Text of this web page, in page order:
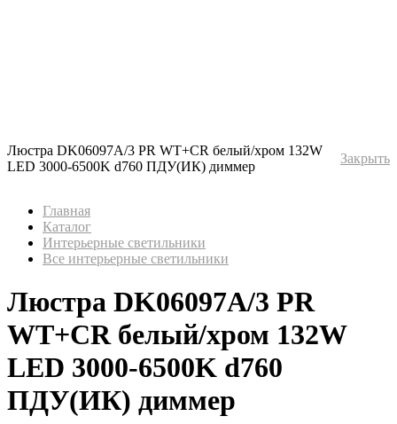
Люстра DK06097A/3 PR WT+CR белый/хром 132W
LED 3000-6500K d760 ПДУ(ИК) диммер
Закрыть
Главная
Каталог
Интерьерные светильники
Все интерьерные светильники
Люстра DK06097A/3 PR
WT+CR белый/хром 132W
LED 3000-6500K d760
ПДУ(ИК) диммер